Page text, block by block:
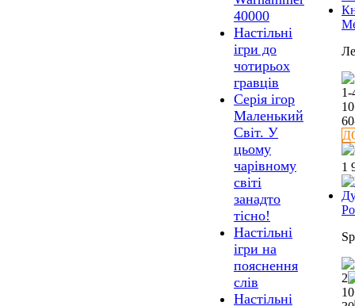
40000
Настільні
ігри до
чотирьох
гравців
Серія ігор
Маленький
Світ. У
цьому
чарівному
світі
занадто
тісно!
Настільні
ігри на
пояснення
слів
Настільні
1-
1
2